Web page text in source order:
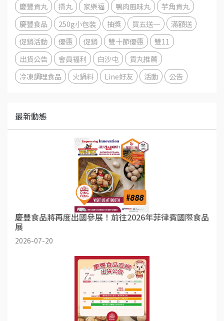
慶豐貢丸
摃丸 家樂福 鴨肉風味丸
芋角貢丸
慶豐食品
250g小包裝 抽獎 買五送一
滿額送
促銷活動
優惠 促銷 雙十節優惠
雙11
出貨公告
會員福利 白沙屯
貢丸推薦
冷凍調理食品
火鍋料 Line好友 活動 公告
最新動態
慶豐食品將再度出國參展！前往2026年菲律賓國際食品
展
2026-07-20